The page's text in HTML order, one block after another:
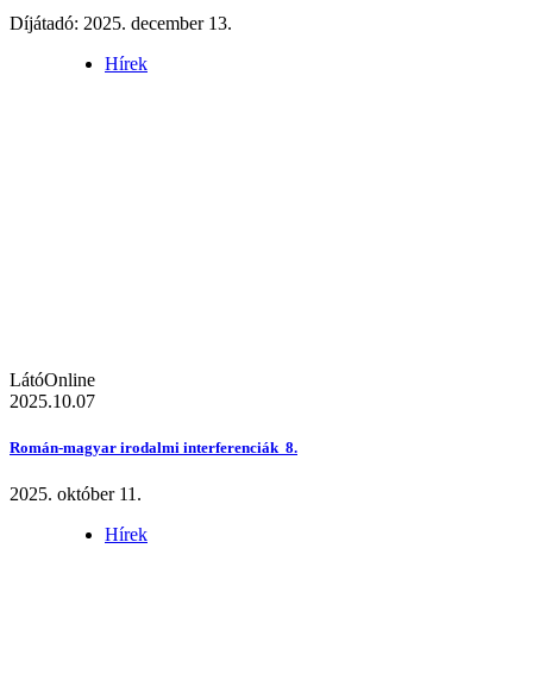
Díjátadó: 2025. december 13.
Hírek
LátóOnline
2025.10.07
Román-magyar irodalmi interferenciák 8.
2025. október 11.
Hírek